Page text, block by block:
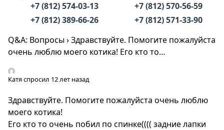
+7 (812) 574-03-13
+7 (812) 389-66-26
+7 (812) 570-56-59
+7 (812) 571-33-90
Q&A: Вопросы›Здравствуйте. Помогите пожалуйста
очень люблю моего котика! Его кто то…
Катяспросил 12 лет назад
Здравствуйте. Помогите пожалуйста очень люблю
моего котика!
Его кто то очень побил по спинке(((( задние лапки